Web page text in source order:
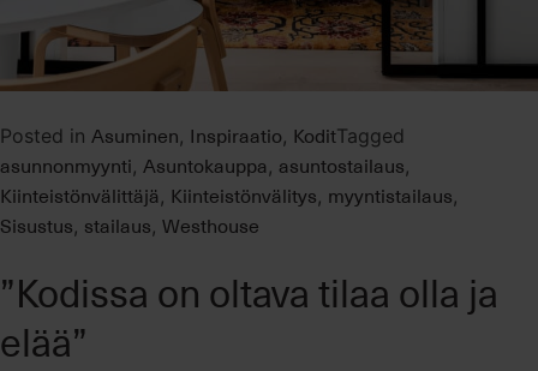
Posted in Asuminen, Inspiraatio, KoditTagged
asunnonmyynti, Asuntokauppa , asuntostailaus,
Kiinteistönvälittäjä , Kiinteistönvälitys, myyntistailaus,
Sisustus, stailaus, Westhouse
”Kodissa on oltava tilaa olla ja
elää”